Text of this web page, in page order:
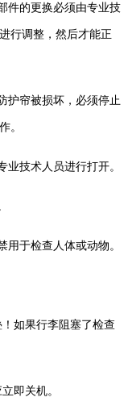
件的更换必须由专业技
行调整，然后才能正
护帘被损坏，必须停止
。
技术人员进行打开。
于检查人体或动物。
如果行李阻塞了检查
即关机。